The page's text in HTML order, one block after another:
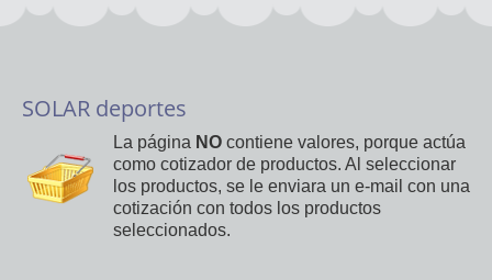
SOLAR deportes
La página NO contiene valores, porque actúa
como cotizador de productos. Al seleccionar
los productos, se le enviara un e-mail con una
cotización con todos los productos
seleccionados.